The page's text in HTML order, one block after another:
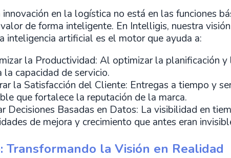
innovación en la logística no está en las funciones
de forma inteligente. En Intelligis, nuestra
inteligencia artificial es el motor que ayuda a:
la Productividad: Al optimizar la planificación
la capacidad de servicio.
la Satisfacción del Cliente: Entregas a tiempo y
que fortalece la reputación de la marca.
Decisiones Basadas en Datos: La visibilidad en
de mejora y crecimiento que antes eran
Transformando la Visión en Realidad